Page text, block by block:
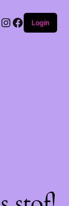
Instagram
Facebook
Login